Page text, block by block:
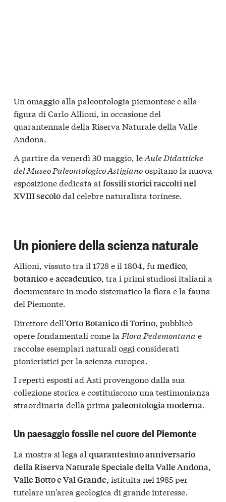
Un omaggio alla paleontologia piemontese e alla
figura di Carlo Allioni, in occasione del
quarantennale della Riserva Naturale della Valle
Andona.
A partire da venerdì 30 maggio, leAule Didattiche
del Museo Paleontologico Astigianoospitano la nuova
esposizione dedicata ai fossili storici raccolti nel
XVIII secolodal celebre naturalista torinese.
Un pioniere della scienza naturale
Allioni, vissuto tra il 1728 e il 1804, fu medico,
botanicoeaccademico, tra i primi studiosi italiani a
documentare in modo sistematico la flora e la fauna
del Piemonte.
Direttore dell’Orto Botanico di Torino, pubblicò
opere fondamentali come la Flora Pedemontana e
raccolse esemplari naturali oggi considerati
pionieristici per la scienza europea.
I reperti esposti ad Asti provengono dalla sua
collezione storica e costituiscono una testimonianza
straordinaria della prima paleontologia moderna.
Un paesaggio fossile nel cuore del Piemonte
La mostra si lega al quarantesimo anniversario
della Riserva Naturale Speciale della Valle Andona,
Valle Botto e Val Grande , istituita nel 1985 per
tutelare un’area geologica di grande interesse.